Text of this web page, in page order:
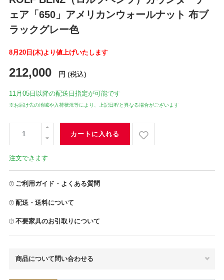
ェア「650」アメリカンウォールナット 布ブ
ラックグレー色
8月20日(木)より値上げいたします
212,000 円 (税込)
11月05日 以降の配送日指定が可能です
※お届け先の地域や入荷状況等により、上記日程と異なる場合がございます
カートに入れる
注文できます
ご利用ガイド・よくある質問
配送・送料について
不要家具のお引取りについて
商品について問い合わせる